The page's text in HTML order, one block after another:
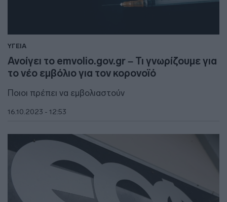
ΥΓΕΙΑ
Ανοίγει το emvolio.gov.gr – Τι γνωρίζουμε για
το νέο εμβόλιο για τον κορονοϊό
Ποιοι πρέπει να εμβολιαστούν
16.10.2023 - 12:53